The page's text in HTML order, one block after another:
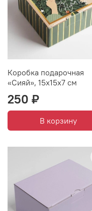
Коробка подарочная
«Сияй», 15х15х7 см
250 ₽
В корзину